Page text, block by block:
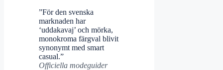
”För den svenska
marknaden har
‘uddakavaj’ och mörka,
monokroma färgval blivit
synonymt med smart
casual.”
Officiella modeguider